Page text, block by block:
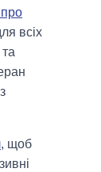
про
всіх
, щоб